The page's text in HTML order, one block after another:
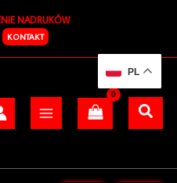
NADRUKÓW
KONTAKT
PL